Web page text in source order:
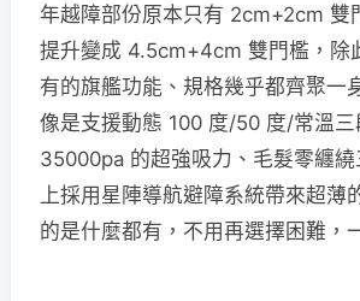
年越障部份原本只有 2cm+2cm 雙
提升變成 4.5cm+4cm 雙門檻，除
有的旗艦功能、規格幾乎都齊聚一
像是支援動態 100 度/50 度/常溫三
35000pa 的超強吸力、毛髮零纏
上採用星陣導航避障系統帶來超薄
的是什麼都有，不用再選擇困難，